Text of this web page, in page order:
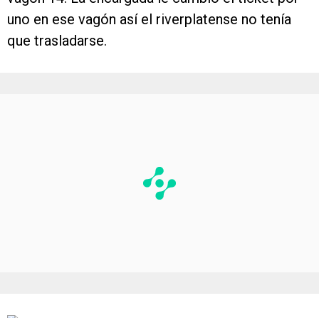
uno en ese vagón así el riverplatense no tenía
que trasladarse.